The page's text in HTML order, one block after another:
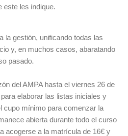
este les indique.
la gestión, unificando todas las
y, en muchos casos, abaratando
pasado.
del AMPA hasta el viernes 26 de
elaborar las listas iniciales y
cupo mínimo para comenzar la
abierta durante todo el curso
acogerse a la matrícula de 16€ y